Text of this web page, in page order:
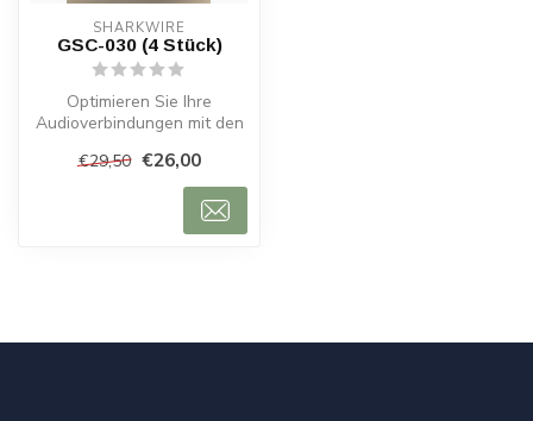
SHARKWIRE
GSC-030 (4 Stück)
Optimieren Sie Ihre
Audioverbindungen mit den
Bananensteckern,...
€29,50 €26,00